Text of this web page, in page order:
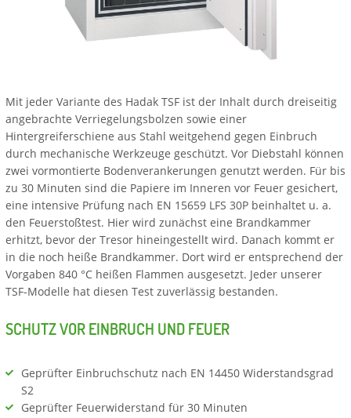
Mit jeder Variante des Hadak TSF ist der Inhalt durch dreiseitig
angebrachte Verriegelungsbolzen sowie einer
Hintergreiferschiene aus Stahl weitgehend gegen Einbruch
durch mechanische Werkzeuge geschützt. Vor Diebstahl können
zwei vormontierte Bodenverankerungen genutzt werden. Für bis
zu 30 Minuten sind die Papiere im Inneren vor Feuer gesichert,
eine intensive Prüfung nach EN 15659 LFS 30P beinhaltet u. a.
den Feuerstoßtest. Hier wird zunächst eine Brandkammer
erhitzt, bevor der Tresor hineingestellt wird. Danach kommt er
in die noch heiße Brandkammer. Dort wird er entsprechend der
Vorgaben 840 °C heißen Flammen ausgesetzt. Jeder unserer
TSF-Modelle hat diesen Test zuverlässig bestanden.
SCHUTZ VOR EINBRUCH UND FEUER
Geprüfter Einbruchschutz nach EN 14450 Widerstandsgrad
S2
Geprüfter Feuerwiderstand für 30 Minuten